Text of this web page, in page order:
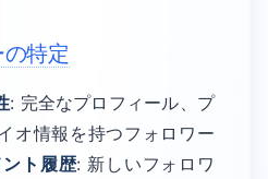
特定
: 完全なプロフィール、プ
オ情報を持つフォロワー
ト履歴: 新しいフォロワ